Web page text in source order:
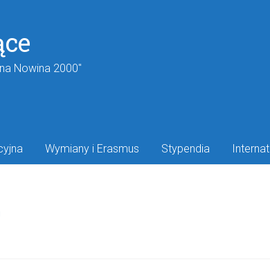
Nowina 2000"
Wymiany i Erasmus Stypendia Internat